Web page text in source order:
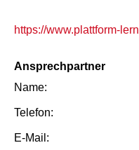
https://www.plattform-
Ansprechpartner
Name:
Telefon:
E-Mail: